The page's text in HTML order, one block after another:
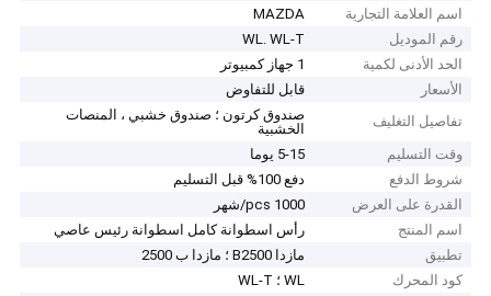
اسم العلامة التجارية
MAZDA
رقم الموديل
WL. WL-T
الحد الأدنى لكمية
1 جهاز كمبيوتر
الأسعار
قابل للتفاوض
تفاصيل التغليف
صندوق كرتون ؛ صندوق خشبي ، المنصات
الخشبية
وقت التسليم
5-15 يوما
شروط الدفع
دفع 100% قبل التسليم
القدرة على العرض
1000 pcs/شهر
اسم المنتج
رأس اسطوانة كامل اسطوانة رئيس عاصي
تطبيق
مازدا B2500 ؛ مازدا ب 2500
كود المحرك
WL ؛ WL-T